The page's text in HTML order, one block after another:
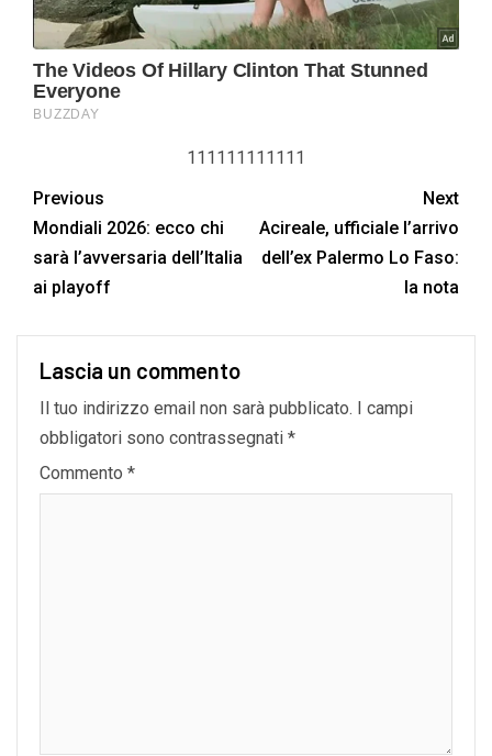
111111111111
Previous
Mondiali 2026: ecco chi
sarà l’avversaria dell’Italia
ai playoff
Next
Acireale, ufficiale l’arrivo
dell’ex Palermo Lo Faso:
la nota
Lascia un commento
Il tuo indirizzo email non sarà pubblicato. I campi
obbligatori sono contrassegnati *
Commento *